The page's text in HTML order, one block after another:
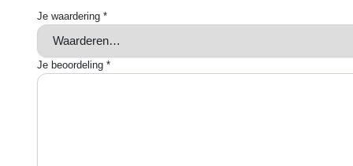
Je waardering *
Je beoordeling *